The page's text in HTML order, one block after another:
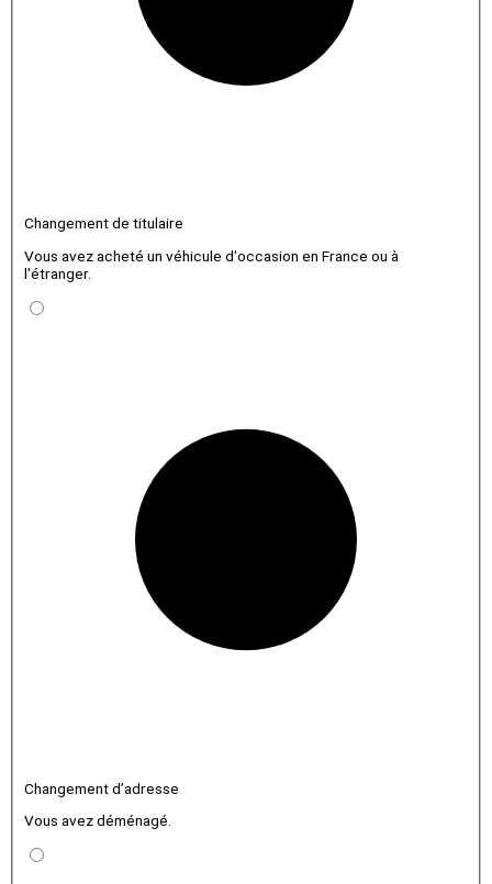
Changement de titulaire
Vous avez acheté un véhicule d'occasion en France ou à
l'étranger.
Changement d’adresse
Vous avez déménagé.